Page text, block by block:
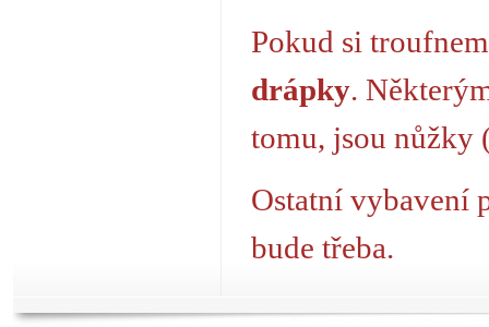
Pokud si
drápky.
tomu, jsou nůžky
Ostatní vybavení
bude třeba.